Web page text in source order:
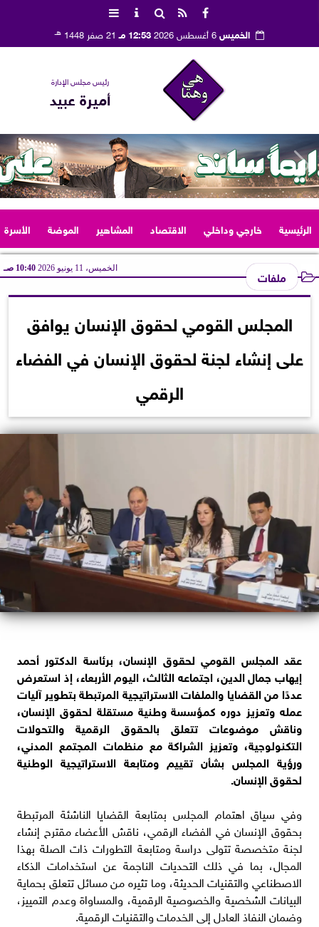
الخميس 12:53 مـ 21 صفر 1448 هـ
رئيس مجلس الإدارة
أميرة عبيد
الرئيسية خارجي وداخلي الاقتصاد المشاهير الموضة الأسرة
ملفات الخميس، 11 يونيو 2026 10:40 صـ
المجلس القومي لحقوق الإنسان يوافق
على إنشاء لجنة لحقوق الإنسان في الفضاء
الرقمي
عقد المجلس القومي لحقوق الإنسان، برئاسة الدكتور أحمد
إيهاب جمال الدين، اجتماعه الثالث، اليوم الأربعاء، إذ استعرض
عددًا من القضايا والملفات الاستراتيجية المرتبطة بتطوير آليات
عمله وتعزيز دوره كمؤسسة وطنية مستقلة لحقوق الإنسان،
وناقش موضوعات تتعلق بالحقوق الرقمية والتحولات
التكنولوجية، وتعزيز الشراكة مع منظمات المجتمع المدني،
ورؤية المجلس بشأن تقييم ومتابعة الاستراتيجية الوطنية
لحقوق الإنسان.
وفي سياق اهتمام المجلس بمتابعة القضايا الناشئة المرتبطة
بحقوق الإنسان في الفضاء الرقمي، ناقش الأعضاء مقترح إنشاء
لجنة متخصصة تتولى دراسة ومتابعة التطورات ذات الصلة بهذا
المجال، بما في ذلك التحديات الناجمة عن استخدامات الذكاء
الاصطناعي والتقنيات الحديثة، وما تثيره من مسائل تتعلق بحماية
البيانات الشخصية والخصوصية الرقمية، والمساواة وعدم التمييز،
وضمان النفاذ العادل إلى الخدمات والتقنيات الرقمية.